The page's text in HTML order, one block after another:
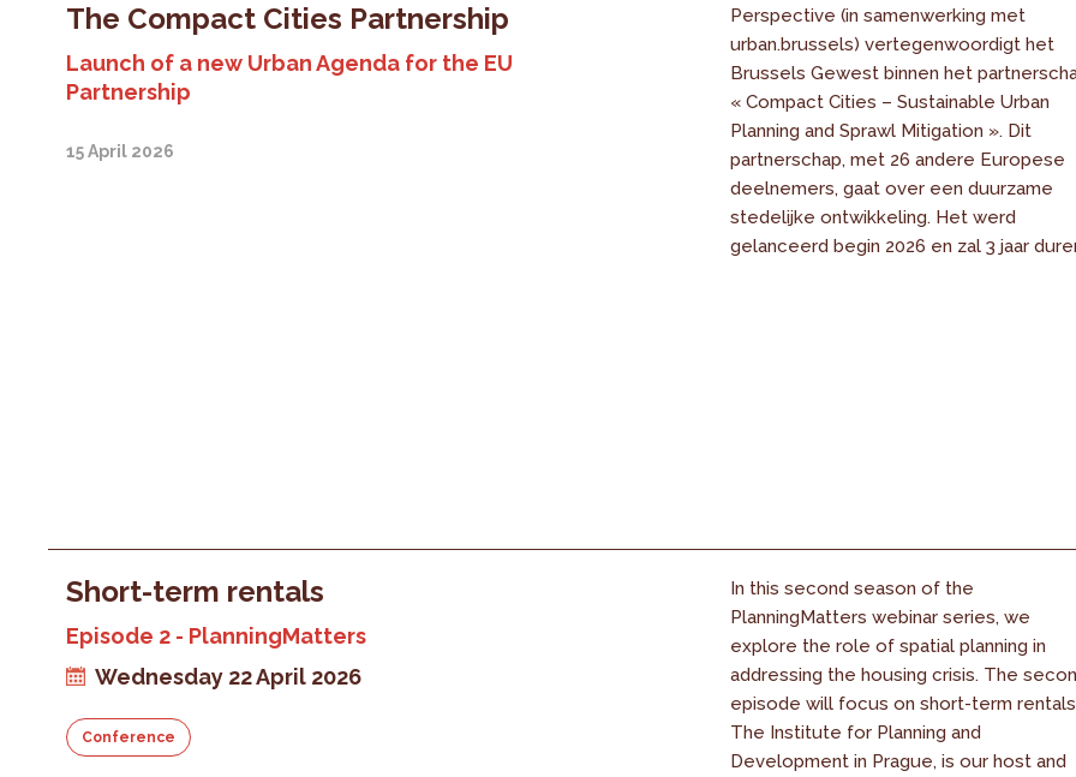
The Compact Cities Partnership
Launch of a new Urban Agenda for the EU
Partnership
15 April 2026
Perspective (in samenwerking met
urban.brussels) vertegenwoordigt het
Brussels Gewest binnen het
« Compact Cities – Sustainable Urban
Planning and Sprawl Mitigation ». Dit
partnerschap, met 26 andere Europese
deelnemers, gaat over een duurzame
stedelijke ontwikkeling. Het werd
gelanceerd begin 2026 en zal 3 jaar
Short-term rentals
Episode 2 - PlanningMatters
Wednesday 22 April 2026
Conference
In this second season of the
PlanningMatters webinar series, we
explore the role of spatial planning in
addressing the housing crisis. The
episode will focus on short-term
The Institute for Planning and
Development in Prague, is our host and